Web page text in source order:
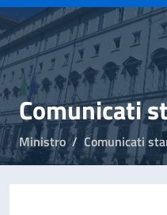
Comunicati
Ministro Comunicati